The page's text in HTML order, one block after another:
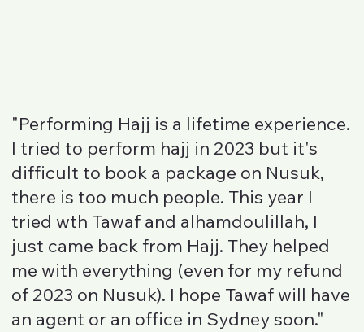
"Performing Hajj is a lifetime experience.
I tried to perform hajj in 2023 but it's
difficult to book a package on Nusuk,
there is too much people. This year I
tried wth Tawaf and alhamdoulillah, I
just came back from Hajj. They helped
me with everything (even for my refund
of 2023 on Nusuk). I hope Tawaf will have
an agent or an office in Sydney soon."